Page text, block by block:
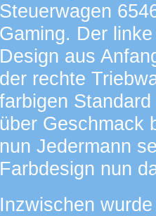
Steuerwagen
Gaming. Der
Design aus
der rechte
farbigen
über Geschmack
nun Jedermann
Farbdesign nun
Inzwischen